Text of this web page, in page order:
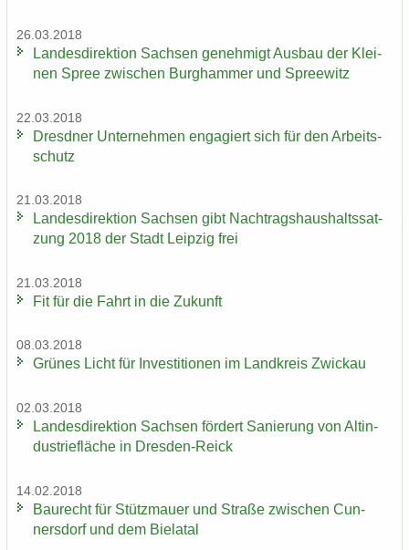
26.03.2018
Lan­des­di­rek­ti­on Sach­sen ge­neh­migt Aus­bau der Klei­
nen Spree zwi­schen Burg­ham­mer und Spree­witz
22.03.2018
Dresd­ner Un­ter­neh­men en­ga­giert sich für den Ar­beits­
schutz
21.03.2018
Lan­des­di­rek­ti­on Sach­sen gibt Nach­trags­haus­halts­sat­
zung 2018 der Stadt Leip­zig frei
21.03.2018
Fit für die Fahrt in die Zu­kunft
08.03.2018
Grü­nes Licht für In­ves­ti­tio­nen im Land­kreis Zwi­ckau
02.03.2018
Lan­des­di­rek­ti­on Sach­sen för­dert Sa­nie­rung von Alt­in­
dus­trie­flä­che in Dresden-​Reick
14.02.2018
Bau­recht für Stütz­mau­er und Stra­ße zwi­schen Cun­
ners­dorf und dem Bie­la­tal